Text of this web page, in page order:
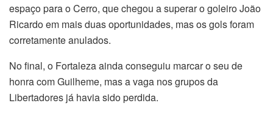
espaço para o Cerro, que chegou a superar o goleiro João
Ricardo em mais duas oportunidades, mas os gols foram
corretamente anulados.
No final, o Fortaleza ainda conseguiu marcar o seu de
honra com Guilheme, mas a vaga nos grupos da
Libertadores já havia sido perdida.